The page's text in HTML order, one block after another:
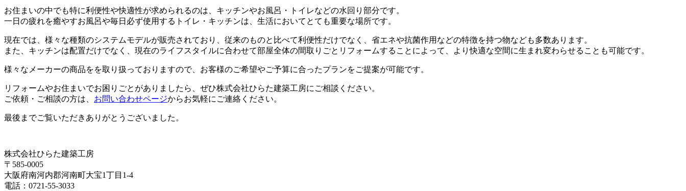
お住まいの中でも特に利便性や快適性が求められるのは、キッチンやお風呂・トイレなどの水回り部分です。
一日の疲れを癒やすお風呂や毎日必ず使用するトイレ・キッチンは、生活においてとても重要な場所です。
現在では、様々な種類のシステムモデルが販売されており、従来のものと比べて利便性だけでなく、省エネや抗菌作用などの特徴を持つ物なども多数あります。
また、キッチンは配置だけでなく、現在のライフスタイルに合わせて部屋全体の間取りごとリフォームすることによって、より快適な空間に生まれ変わらせることも可能です。
様々なメーカーの商品をを取り扱っておりますので、お客様のご希望やご予算に合ったプランをご提案が可能です。
リフォームやお住まいでお困りごとがありましたら、ぜひ株式会社ひらた建築工房にご相談ください。
ご依頼・ご相談の方は、 お問い合わせページからお気軽にご連絡ください。
最後までご覧いただきありがとうございました。
株式会社ひらた建築工房
〒585-0005
大阪府南河内郡河南町大宝1丁目1-4
電話：0721-55-3033